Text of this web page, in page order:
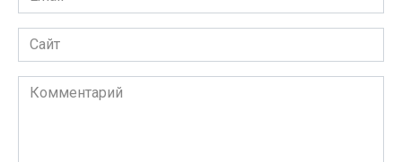
*
Сайт
Комментарий